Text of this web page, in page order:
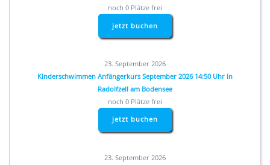
noch 0 Plätze frei
jetzt buchen
23. September 2026
Kinderschwimmen Anfängerkurs September 2026 14:50 Uhr in
Radolfzell am Bodensee
noch 0 Plätze frei
jetzt buchen
23. September 2026